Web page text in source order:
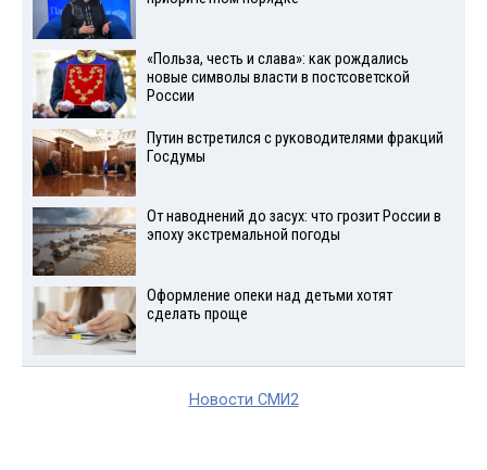
«Польза, честь и слава»: как рождались
новые символы власти в постсоветской
России
Путин встретился с руководителями фракций
Госдумы
От наводнений до засух: что грозит России в
эпоху экстремальной погоды
Оформление опеки над детьми хотят
сделать проще
Новости СМИ2